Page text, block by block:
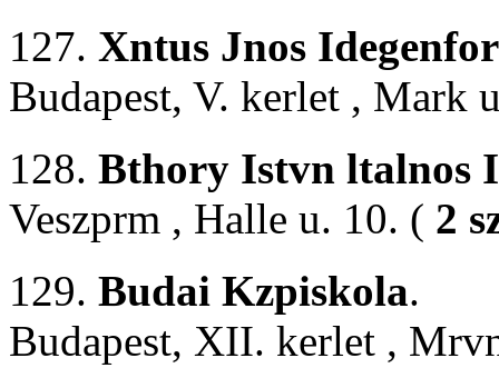
127. Xntus Jnos
Budapest, V. kerlet , Mark
128. Bthory Istvn ltalnos
Veszprm , Halle u. 10. ( 2
129. Budai Kzpiskola.
Budapest, XII. kerlet ,